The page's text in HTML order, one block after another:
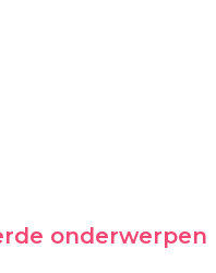
onderwerpen